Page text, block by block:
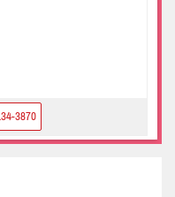
3870